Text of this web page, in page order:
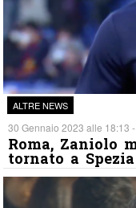
ALTRE NEWS
30 Gennaio 2023 alle 18:13
Roma, Zaniolo
tornato a Spezia